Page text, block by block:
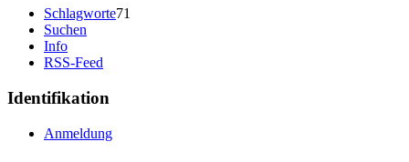
Schlagworte71
Suchen
Info
RSS-Feed
Identifikation
Anmeldung